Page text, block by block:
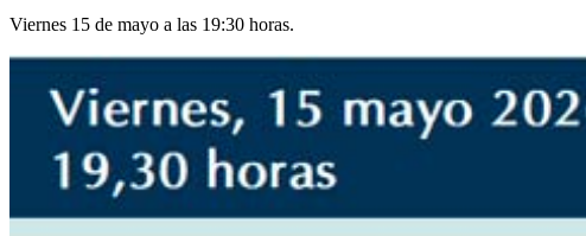
Viernes 15 de mayo a las 19:30 horas.